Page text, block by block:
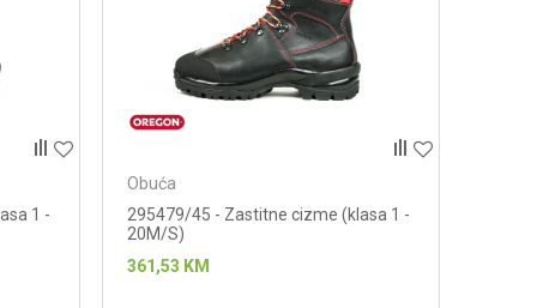
1 -
Obuća
295479/45 - Zastitne cizme (klasa 1 -
20M/S)
361,53 KM